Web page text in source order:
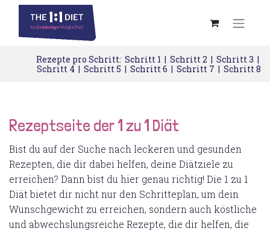
Rezepte pro Schritt: Schritt 1 | Schritt 2 | Schritt 3 |
Schritt 4 | Schritt 5 | Schritt 6 | Schritt 7 | Schritt 8
Rezeptseite der 1 zu 1 Diät
Bist du auf der Suche nach leckeren und gesunden
Rezepten, die dir dabei helfen, deine Diätziele zu
erreichen? Dann bist du hier genau richtig! Die 1 zu 1
Diät bietet dir nicht nur den Schritteplan, um dein
Wunschgewicht zu erreichen, sondern auch köstliche
und abwechslungsreiche Rezepte, die dir helfen, die